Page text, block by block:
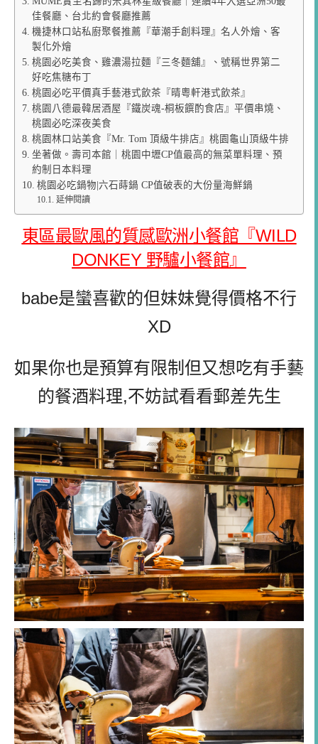
佳餐廳、台北約會餐廳推薦
機捷林口站私廚聚餐推薦『華潮手創料理』名人外燴、客
製化外燴
桃園必吃美食、雞濃湯拉麵『三冬麵舖』、號稱世界第二
好吃焦糖布丁
桃園必吃平價真手藝港式飲茶『晴粵軒港式飲茶』
桃園八德最韓居酒屋『鐵炭魂-桐板饌酌食店』平價串燒、
桃園必吃深夜美食
桃園林口站美食『Mr. Tom 頂級牛排店』桃園龜山頂級牛排
坐著做。壽司本館｜桃園中壢CP值最高的無菜單料理、預
約制日本料理
桃園必吃鍋物|六石蒔鍋 CP值破表的大份量海鮮鍋
延伸閱讀
東區最歐風的質感歐洲小餐館『WILD
DONKEY 野驢小餐館』
babe是蠻喜歡的但妹妹覺得價格不行
XD
如果你也是預算有限制但又想吃有手藝
的餐酒料理,不妨試看看郵差先生